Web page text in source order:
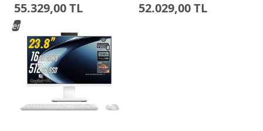
55.329,00 TL 52.029,00 TL
Yeni